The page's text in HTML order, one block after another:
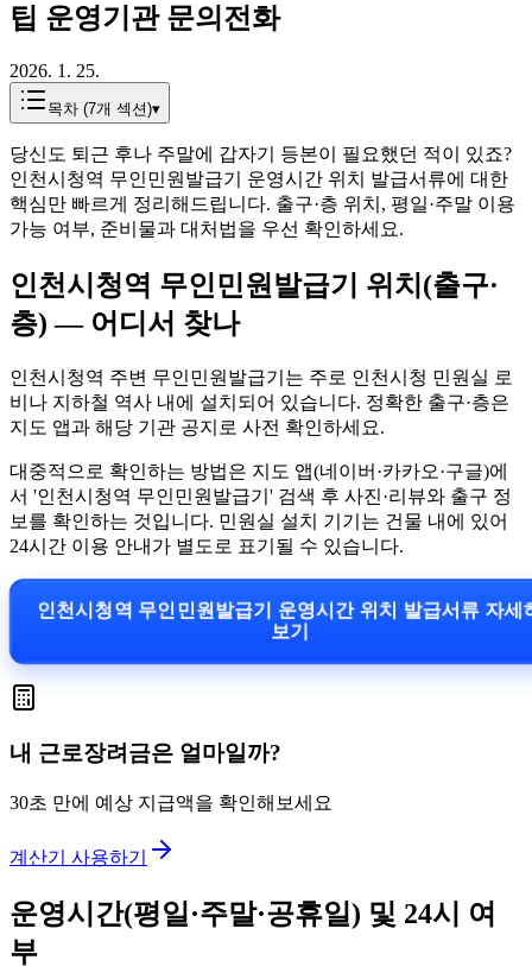
팁 운영기관 문의전화
2026. 1. 25.
목차 (7개 섹션)▾
당신도 퇴근 후나 주말에 갑자기 등본이 필요했던 적이 있죠?
인천시청역 무인민원발급기 운영시간 위치 발급서류에 대한
핵심만 빠르게 정리해드립니다. 출구·층 위치, 평일·주말 이용
가능 여부, 준비물과 대처법을 우선 확인하세요.
인천시청역 무인민원발급기 위치(출구·
층) — 어디서 찾나
인천시청역 주변 무인민원발급기는 주로 인천시청 민원실 로
비나 지하철 역사 내에 설치되어 있습니다. 정확한 출구·층은
지도 앱과 해당 기관 공지로 사전 확인하세요.
대중적으로 확인하는 방법은 지도 앱(네이버·카카오·구글)에
서 '인천시청역 무인민원발급기' 검색 후 사진·리뷰와 출구 정
보를 확인하는 것입니다. 민원실 설치 기기는 건물 내에 있어
24시간 이용 안내가 별도로 표기될 수 있습니다.
인천시청역 무인민원발급기 운영시간 위치 발급서류 자
보기
내 근로장려금은 얼마일까?
30초 만에 예상 지급액을 확인해보세요
계산기 사용하기
운영시간(평일·주말·공휴일) 및 24시 여
부